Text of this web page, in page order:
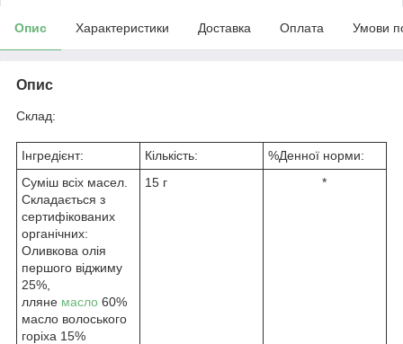
Опис Характеристики Доставка Оплата Умови
Опис
Склад:
Інгредієнт: Кількість:
%Денної норми:
Суміш всіх масел.
Складається з
сертифікованих
органічних:
Оливкова олія
першого віджиму
25%,
лляне масло 60%
масло волоського
горіха 15%
15 г *